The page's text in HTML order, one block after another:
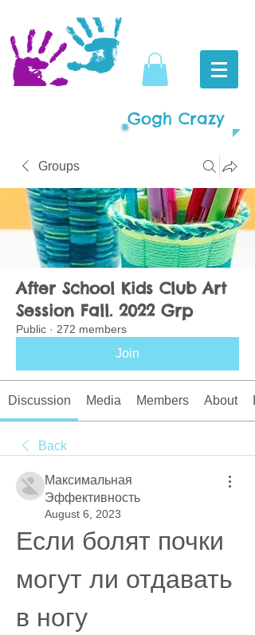
Gogh Crazy
Groups
After School Kids Club Art
Session Fall. 2022 Grp
Public · 272 members
Join
Discussion Media Members About
Back
Максимальная
Эффективность
August 6, 2023
Если болят почки
могут ли отдавать
в ногу